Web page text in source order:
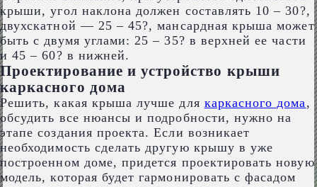
крыши, угол наклона должен составлять 10 – 30?,
двухскатной — 25 – 45?, мансардная крыша может
быть с двумя углами: 25 – 35? в верхней ее части
и 45 – 60? в нижней.
Проектирование и устройство крыши
каркасного дома
Решить, какая крыша лучше для каркасного дома,
обсудить все нюансы и подробности, нужно на
этапе создания проекта. Если возникает
необходимость сделать другую крышу в уже
построенном доме, придется проектировать новую
модель, которая будет гармонировать с фасадом